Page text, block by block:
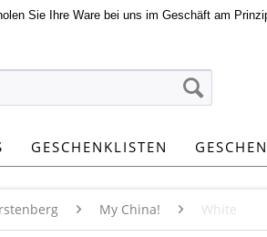
Sie Ihre Ware bei uns im Geschäft am
GESCHENKLISTEN
My China! White